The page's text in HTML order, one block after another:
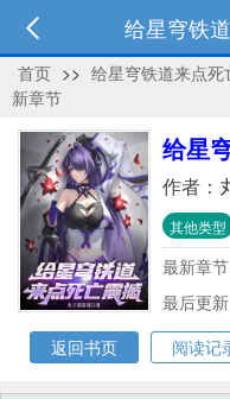
给星穹铁
首页 >> 给星穹铁道来点死
新章节
给星
作者：
其他类型
最新章节
最后更
返回书页
阅读记